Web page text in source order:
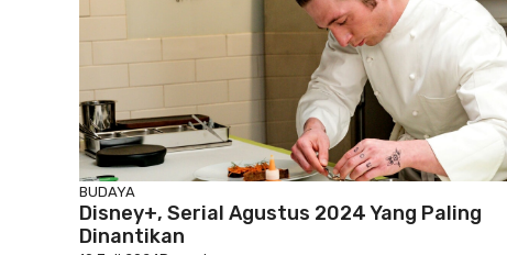
BUDAYA
Disney+, Serial Agustus 2024 Yang Paling
Dinantikan